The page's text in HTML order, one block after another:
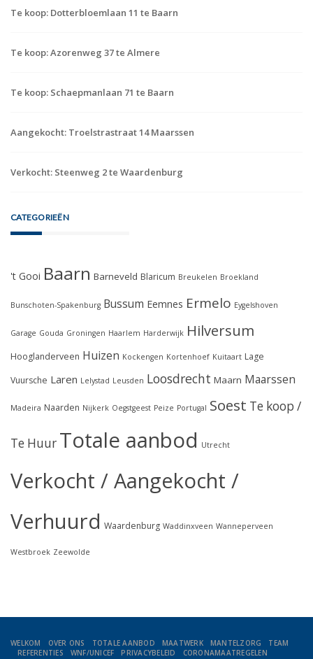
Te koop: Dotterbloemlaan 11 te Baarn
Te koop: Azorenweg 37 te Almere
Te koop: Schaepmanlaan 71 te Baarn
Aangekocht: Troelstrastraat 14 Maarssen
Verkocht: Steenweg 2 te Waardenburg
CATEGORIEËN
't Gooi Baarn Barneveld Blaricum Breukelen Broekland
Bunschoten-Spakenburg Bussum Eemnes Ermelo Eygelshoven
Garage Gouda Groningen Haarlem Harderwijk Hilversum
Hooglanderveen Huizen Kockengen Kortenhoef Kuitaart Lage
Vuursche Laren Lelystad Leusden Loosdrecht Maarn Maarssen
Madeira Naarden Nijkerk Oegstgeest Peize Portugal Soest Te koop /
Te Huur Totale aanbod Utrecht
Verkocht / Aangekocht /
Verhuurd Waardenburg Waddinxveen Wanneperveen
Westbroek Zeewolde
WELKOM OVER ONS TOTALE AANBOD MAATWERK MANTELZORG
TEAM
REFERENTIES
WNF/UNICEF PRIVACYBELEID
CORONAMAATREGELEN